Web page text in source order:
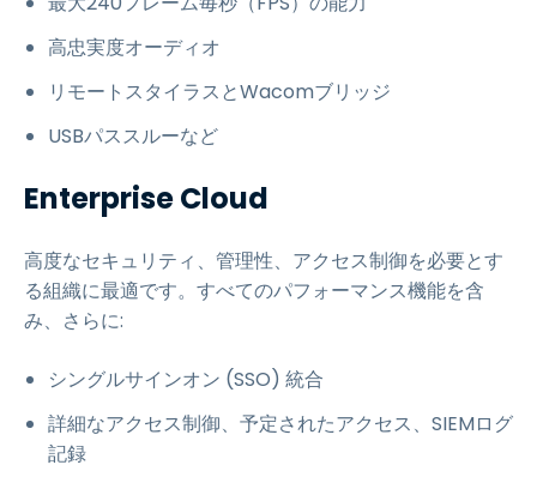
高忠実度オーディオ
リモートスタイラスとWacomブリッジ
USBパススルーなど
Enterprise Cloud
高度なセキュリティ、管理性、アクセス制御を必要とす
る組織に最適です。すべてのパフォーマンス機能を含
み、さらに:
シングルサインオン (SSO) 統合
詳細なアクセス制御、予定されたアクセス、SIEMログ
記録